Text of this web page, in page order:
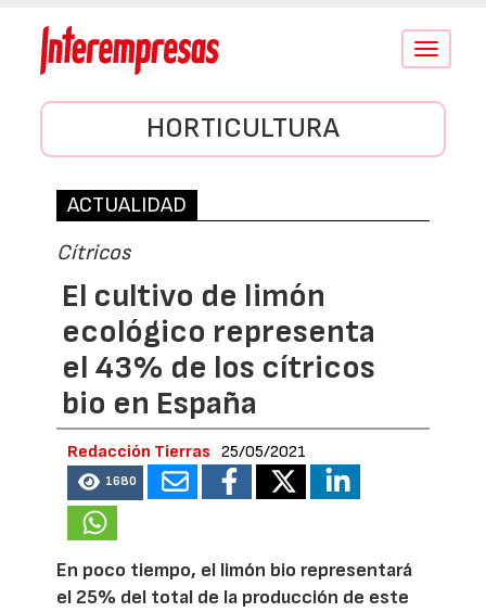
Conmutar
HORTICULTURA
ACTUALIDAD
Cítricos
El cultivo de limón
ecológico representa
el 43% de los cítricos
bio en España
Redacción Tierras 25/05/2021
1680
En poco tiempo, el limón bio representará
el 25% del total de la producción de este